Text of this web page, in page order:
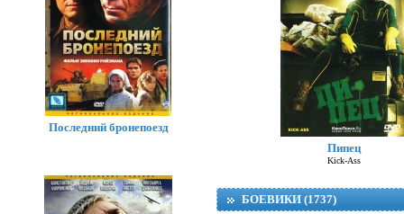
Пипец
Kick-Ass
БОЕВИКИ (1737)
Последний бронепоезд